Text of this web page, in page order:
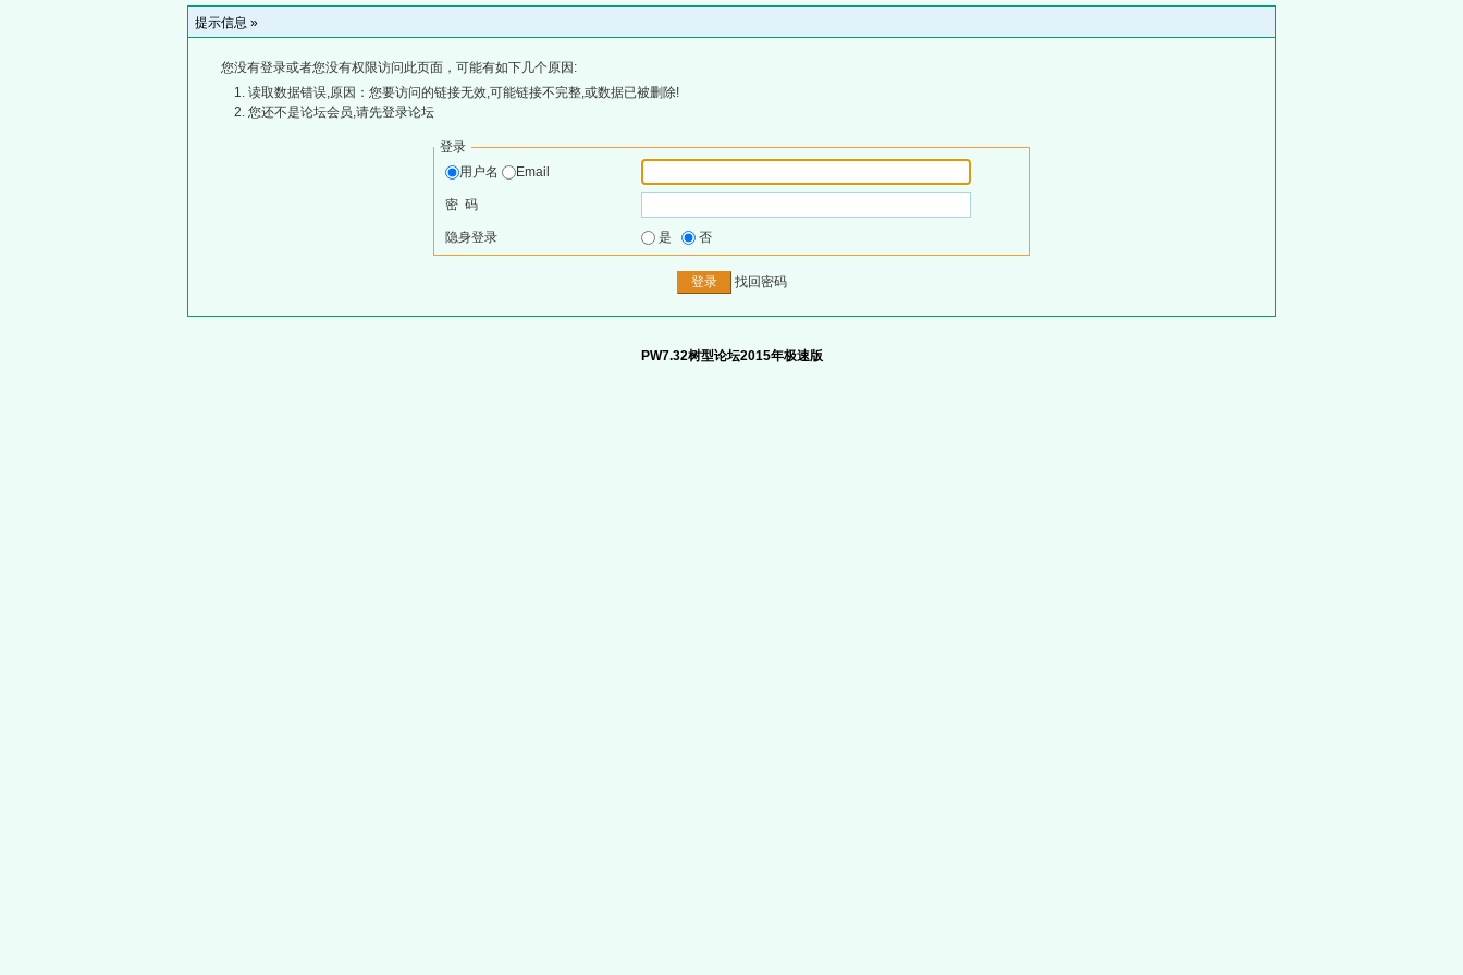
提示信息 »
您没有登录或者您没有权限访问此页面，可能有如下几个原因:
读取数据错误,原因：您要访问的链接无效,可能链接不完整,或数据已被删除!
您还不是论坛会员,请先登录论坛
登录
用户名
Email
密 码
隐身登录 是 否
找回密码
PW7.32树型论坛2015年极速版